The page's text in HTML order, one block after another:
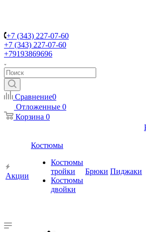
+7 (343) 227-07-60
+7 (343) 227-07-60
+79193869696
Сравнение0
Отложенные 0
Корзина 0
Акции
Костюмы
Костюмы
тройки
Костюмы
двойки
Брюки Пиджаки